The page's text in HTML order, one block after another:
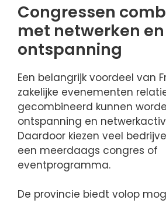
Congressen
met netwerken en
ontspanning
Een belangrijk voordeel van
zakelijke evenementen
gecombineerd kunnen
ontspanning en
Daardoor kiezen veel
een meerdaags congres of
eventprogramma.
De provincie biedt volop